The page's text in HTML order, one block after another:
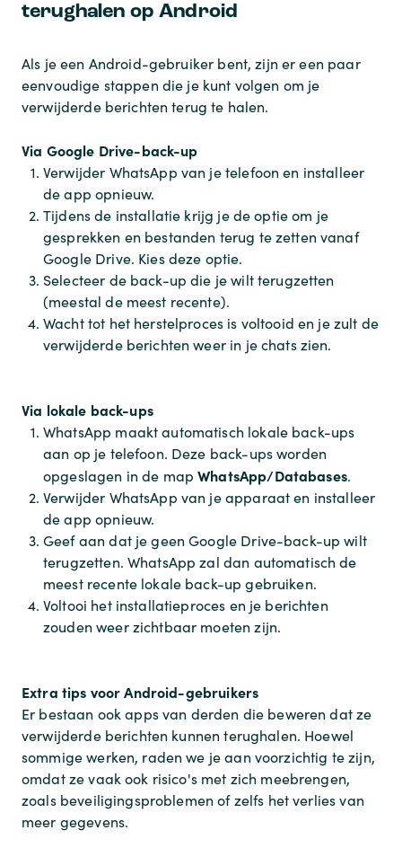
terughalen op Android
Als je een Android-gebruiker bent, zijn er een paar
eenvoudige stappen die je kunt volgen om je
verwijderde berichten terug te halen.
Via Google Drive-back-up
Verwijder WhatsApp van je telefoon en installeer
de app opnieuw.
Tijdens de installatie krijg je de optie om je
gesprekken en bestanden terug te zetten vanaf
Google Drive. Kies deze optie.
Selecteer de back-up die je wilt terugzetten
(meestal de meest recente).
Wacht tot het herstelproces is voltooid en je zult de
verwijderde berichten weer in je chats zien.
Via lokale back-ups
WhatsApp maakt automatisch lokale back-ups
aan op je telefoon. Deze back-ups worden
opgeslagen in de mapWhatsApp/Databases.
Verwijder WhatsApp van je apparaat en installeer
de app opnieuw.
Geef aan dat je geen Google Drive-back-up wilt
terugzetten. WhatsApp zal dan automatisch de
meest recente lokale back-up gebruiken.
Voltooi het installatieproces en je berichten
zouden weer zichtbaar moeten zijn.
Extra tips voor Android-gebruikers
Er bestaan ook apps van derden die beweren dat ze
verwijderde berichten kunnen terughalen. Hoewel
sommige werken, raden we je aan voorzichtig te zijn,
omdat ze vaak ook risico's met zich meebrengen,
zoals beveiligingsproblemen of zelfs het verlies van
meer gegevens.